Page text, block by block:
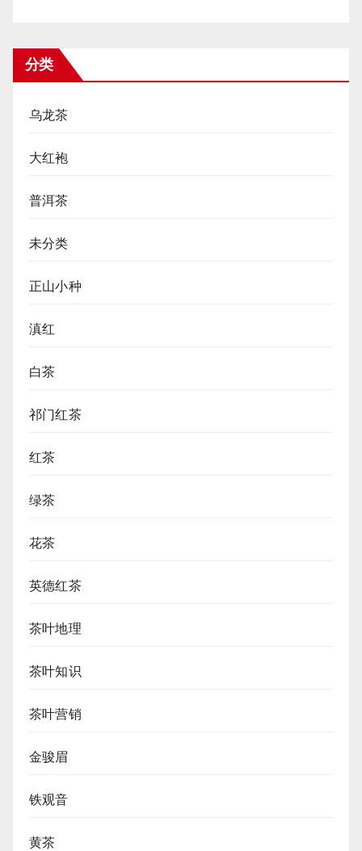
分类
乌龙茶
大红袍
普洱茶
未分类
正山小种
滇红
白茶
祁门红茶
红茶
绿茶
花茶
英德红茶
茶叶地理
茶叶知识
茶叶营销
金骏眉
铁观音
黄茶